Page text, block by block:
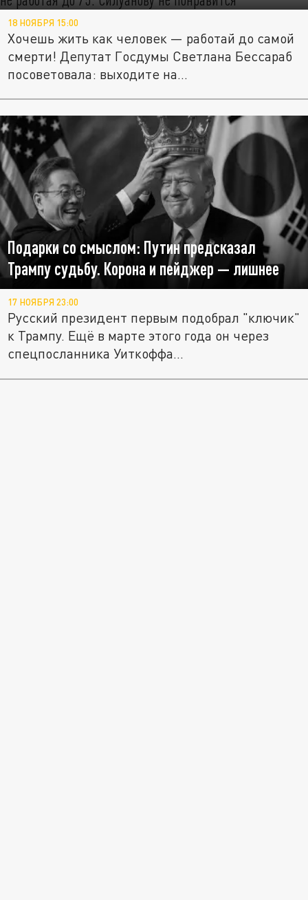
18 НОЯБРЯ 15:00
Хочешь жить как человек — работай до самой
смерти! Депутат Госдумы Светлана Бессараб
посоветовала: выходите на...
Подарки со смыслом: Путин предсказал
Трампу судьбу. Корона и пейджер — лишнее
17 НОЯБРЯ 23:00
Русский президент первым подобрал "ключик"
к Трампу. Ещё в марте этого года он через
спецпосланника Уиткоффа...